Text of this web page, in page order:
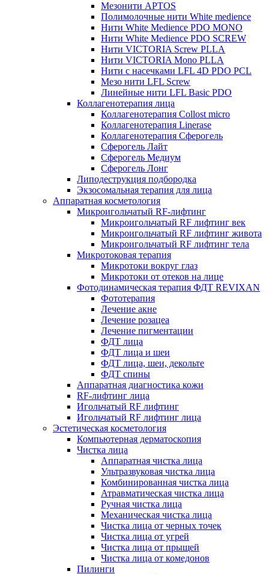
Мезонити APTOS
Полимолочные нити White medience
Нити White Medience PDO MONO
Нити White Medience PDO SCREW
Нити VICTORIA Screw PLLA
Нити VICTORIA Mono PLLA
Нити с насечками LFL 4D PDO PCL
Мезо нити LFL Screw
Линейные нити LFL Basic PDO
Коллагенотерапия лица
Коллагенотерапия Collost micro
Коллагенотерапия Linerase
Коллагенотерапия Сферогель
Сферогель Лайт
Сферогель Медиум
Сферогель Лонг
Липодеструкция подбородка
Экзосомальная терапия для лица
Аппаратная косметология
Микроигольчатый RF-лифтинг
Микроигольчатый RF лифтинг век
Микроигольчатый RF лифтинг живота
Микроигольчатый RF лифтинг тела
Микротоковая терапия
Микротоки вокруг глаз
Микротоки от отеков на лице
Фотодинамическая терапия ФДТ REVIXAN
Фототерапия
Лечение акне
Лечение розацеа
Лечение пигментации
ФДТ лица
ФДТ лица и шеи
ФДТ лица, шеи, декольте
ФДТ спины
Аппаратная диагностика кожи
RF-лифтинг лица
Игольчатый RF лифтинг
Игольчатый RF лифтинг лица
Эстетическая косметология
Компьютерная дерматоскопия
Чистка лица
Аппаратная чистка лица
Ультразвуковая чистка лица
Комбинированная чистка лица
Атравматическая чистка лица
Ручная чистка лица
Механическая чистка лица
Чистка лица от черных точек
Чистка лица от угрей
Чистка лица от прыщей
Чистка лица от комедонов
Пилинги